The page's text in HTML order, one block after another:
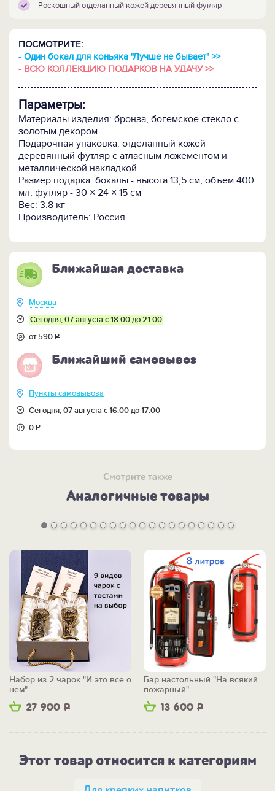
Роскошный отделанный кожей деревянный футляр
ПОСМОТРИТЕ:
- Один бокал для коньяка "Лучше не бывает" >>
- ВСЮ КОЛЛЕКЦИЮ ПОДАРКОВ НА УДАЧУ >>
Параметры:
Материалы изделия: бронза, богемское стекло с
золотым декором
Подарочная упаковка: отделанный кожей
деревянный футляр с атласным ложементом и
металлической накладкой
Размер подарка: бокалы - высота 13,5 см, объем 400
мл; футляр - 30 × 24 × 15 см
Вес: 3.8 кг
Производитель: Россия
Ближайшая доставка
Москва
Сегодня, 07 августа с 18:00 до 21:00
от 590Р
Ближайший самовывоз
Пункты самовывоза
Сегодня, 07 августа с 16:00 до 17:00
0Р
Смотрите также
Аналогичные товары
27 900 Р
Набор из 2 чарок "И это всё о
нем"
13 600 Р
Бар настольный "На всякий
пожарный"
Этот товар относится к категориям